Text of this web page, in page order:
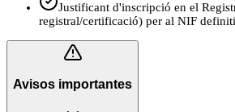
Justificant d'inscripció en el
registral/certificació) per al NIF
Avisos importantes